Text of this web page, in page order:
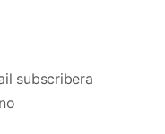
subscribera